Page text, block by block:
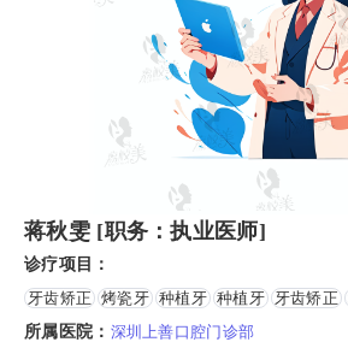
蒋秋雯 [职务：执业医师]
诊疗项目：
牙齿矫正 烤瓷牙 种植牙 种植牙 牙齿矫正
所属医院： 深圳上善口腔门诊部